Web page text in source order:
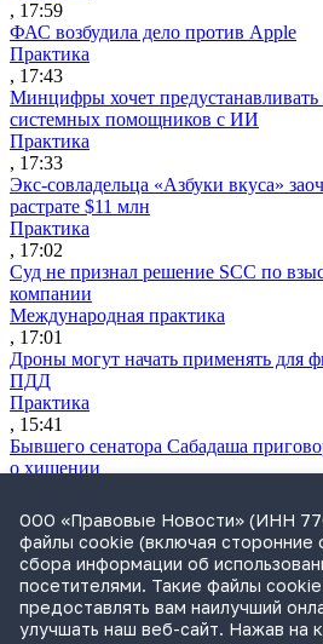
, 17:59
ФАС возбудила дело против Apple
Практика
, 17:43
Минцифры хочет предустанавливать
системных помощников с ИИ
Практика
, 17:33
Экс-совладельца «Азбуки вкуса»
растрате $11 млн
Практика
, 17:02
Суд не признал решение SCC по
компании
Международная практика
, 17:01
Дроны могут начать применять для
ПДД
Практика
, 15:41
Бывшего сенатора Сабадаша
о хищении
, 15:29
Суд начал банкротство партнера
Практика
, 15:00
СИП заново рассмотрит спор
«Белая пятница»
ООО «Правовые Новости» (ИНН
файлы cookie (включая сторонние
сбора информации об
посетителями. Такие файлы
предоставлять вам наилучший
улучшать наш веб-сайт. Нажав на